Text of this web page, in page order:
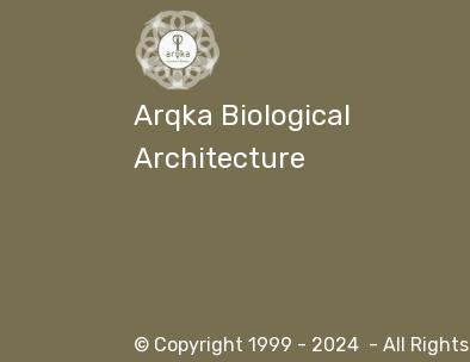
Arqka Biological
Architecture
© Copyright 1999 - 2024 - All Rights